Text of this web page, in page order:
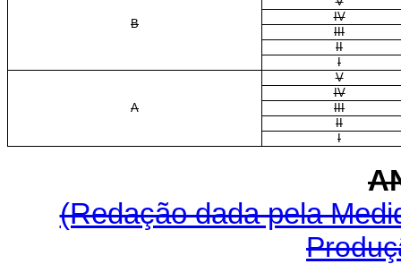
B
IV
III
II
I
A
V
IV
III
II
I
(Redação dada pela